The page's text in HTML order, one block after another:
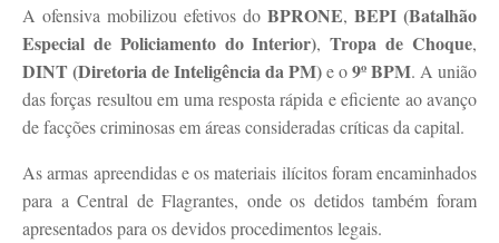
A ofensiva mobilizou efetivos do BPRONE, BEPI (Batalhão
Especial de Policiamento do Interior),Tropa de Choque,
DINT (Diretoria de Inteligência da PM)e o9º BPM. A união
das forças resultou em uma resposta rápida e eficiente ao avanço
de facções criminosas em áreas consideradas críticas da capital.
As armas apreendidas e os materiais ilícitos foram encaminhados
para a Central de Flagrantes, onde os detidos também foram
apresentados para os devidos procedimentos legais.